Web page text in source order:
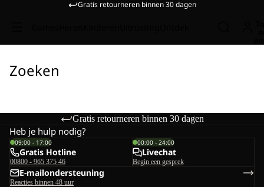
Gratis retourneren binnen 30 dagen
Zoeken
Gratis retourneren binnen 30 dagen
Heb je hulp nodig?
09:00 - 17:00
Gratis Hotline
00800 - 965 375 46
00:00 - 24:00
Livechat
Begin een gesprek
E-mailondersteuning
Reacties binnen 48 uur